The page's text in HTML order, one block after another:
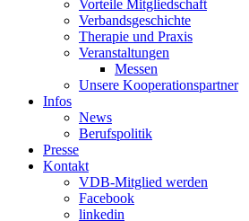
Vorteile Mitgliedschaft
Verbandsgeschichte
Therapie und Praxis
Veranstaltungen
Messen
Unsere Kooperationspartner
Infos
News
Berufspolitik
Presse
Kontakt
VDB-Mitglied werden
Facebook
linkedin